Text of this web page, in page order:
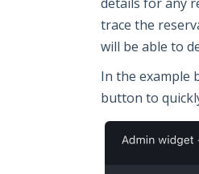
trace the
will be able to
In the example
button to